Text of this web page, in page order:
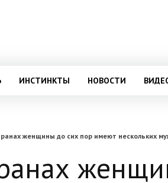
ИНСТИНКТЫ НОВОСТИ
женщины до сих пор имеют нескольких